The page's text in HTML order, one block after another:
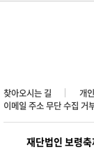
찾아오시는 길 개
이메일 주소 무단 수집 거
재단법인 보령